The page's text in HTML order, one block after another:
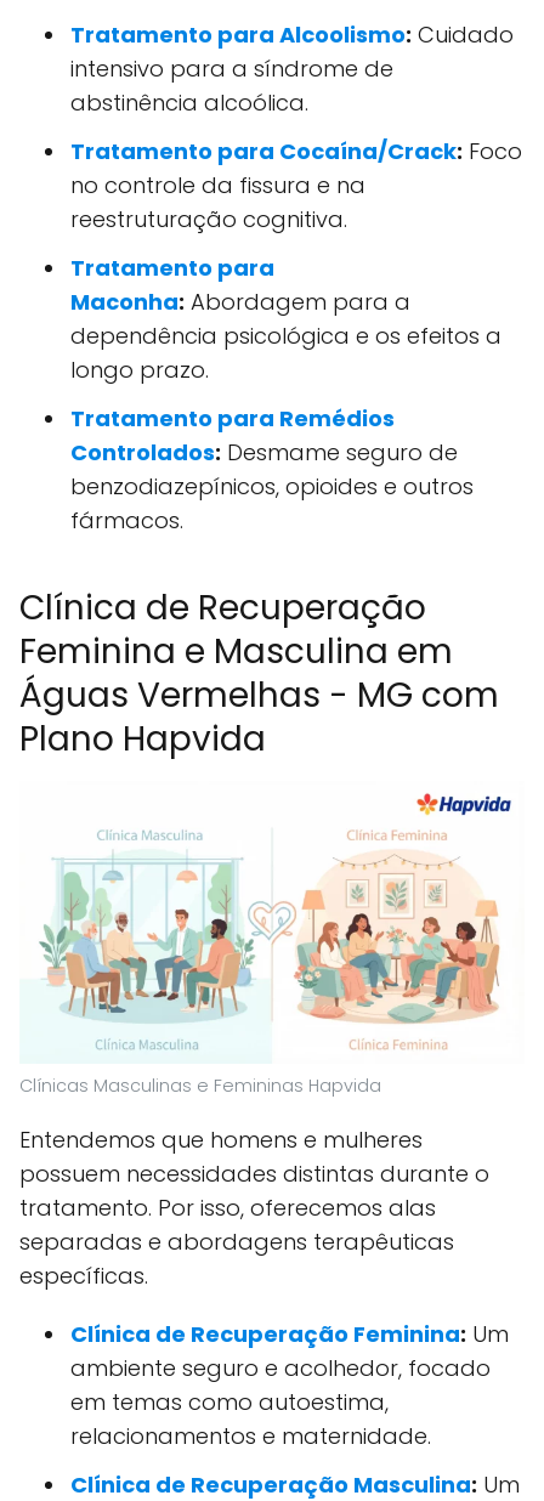
Tratamento para Alcoolismo: Cuidado
intensivo para a síndrome de
abstinência alcoólica.
Tratamento para Cocaína/Crack: Foco
no controle da fissura e na
reestruturação cognitiva.
Tratamento para
Maconha: Abordagem para a
dependência psicológica e os efeitos a
longo prazo.
Tratamento para Remédios
Controlados: Desmame seguro de
benzodiazepínicos, opioides e outros
fármacos.
Clínica de Recuperação
Feminina e Masculina em
Águas Vermelhas - MG com
Plano Hapvida
Clínicas Masculinas e Femininas Hapvida
Entendemos que homens e mulheres
possuem necessidades distintas durante o
tratamento. Por isso, oferecemos alas
separadas e abordagens terapêuticas
específicas.
Clínica de Recuperação Feminina: Um
ambiente seguro e acolhedor, focado
em temas como autoestima,
relacionamentos e maternidade.
Clínica de Recuperação Masculina: Um